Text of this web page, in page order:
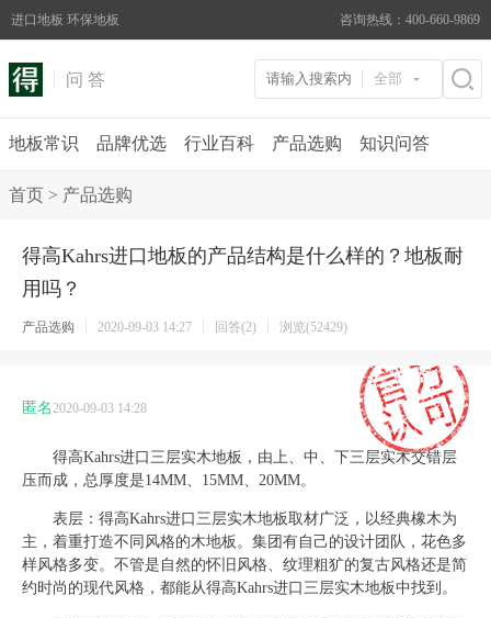
进口地板 环保地板 咨询热线：400-660-9869
问 答 全部
地板常识 品牌优选 行业百科 产品选购 知识问答
首页 > 产品选购
得高Kahrs进口地板的产品结构是什么样的？地板耐
用吗？
产品选购 2020-09-03 14:27 回答(2) 浏览(52429)
匿名2020-09-03 14:28
得高Kahrs进口三层实木地板，由上、中、下三层实木交错层
压而成，总厚度是14MM、 15MM、 20MM。
表层：得高Kahrs进口三层实木地板取材广泛，以经典橡木为
主，着重打造不同风格的木地板。集团有自己的设计团队，花色多
样风格多变。不管是自然的怀旧风格、纹理粗犷的复古风格还是简
约时尚的现代风格，都能从得高Kahrs进口三层实木地板中找到。